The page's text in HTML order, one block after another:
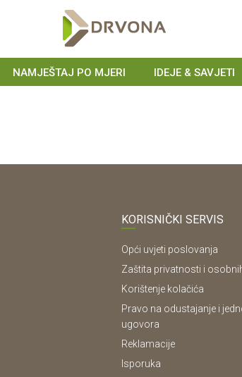
NAMJEŠTAJ PO MJERI IDEJE & SAVJETI
KORISNIČKI SERVIS
Opći uvjeti poslovanja
Zaštita privatnosti i
Korištenje kolačića
Pravo na odustajanje i
ugovora
Reklamacije
Isporuka